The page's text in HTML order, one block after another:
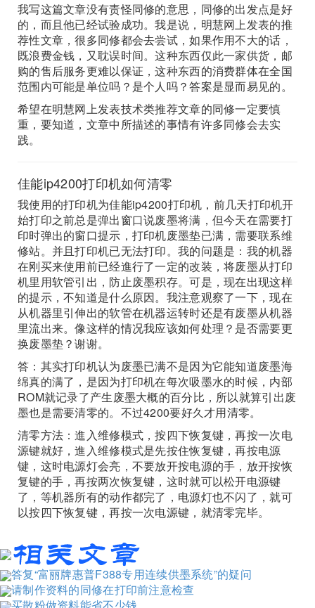
我写这篇文章没有责怪同修的意思，同修的出发点是好
的，而且他已经试验成功。我是说，明慧网上发表的推
荐性文章，很多同修都会去尝试，如果作用不大的话，
既浪费金钱，又耽误时间。这种东西仅此一家供货，邮
购的售后服务更难以保证，这种东西的消费群体在全国
范围内可能是单位吗？是个人吗？答案是显而易见的。
希望在明慧网上发表技术类推荐文章的同修一定要慎
重，要知道，文章中所描述的事情有许多同修会去实
践。
佳能ip4200打印机如何清零
我使用的打印机为佳能ip4200打印机，前几天打印机开
始打印之前总是弹出窗口说废墨将满，但今天在需要打
印时弹出的窗口提示，打印机废墨垫已满，需要联系维
修站。并且打印机已无法打印。我的问题是：我的机器
在刚买来使用前已经進行了一定的改装，将废墨从打印
机里用软管引出，防止废墨积存。可是，现在出现这样
的提示，不知道是什么原因。我注意观察了一下，现在
从机器里引伸出的软管在机器运转时还是有废墨从机器
里流出来。像这样的情况我应该如何处理？是否需要更
换废墨垫？谢谢。
答：其实打印机认为废墨已满不是因为它能知道废墨海
绵真的满了，是因为打印机在每次吸墨水的时候，内部
ROM就记录了产生废墨大概的百分比，所以就算引出废
墨也是需要清零的。不过4200要好久才用清零。
清零方法：進入维修模式，按四下恢复键，再按一次电
源键就好，進入维修模式是先按住恢复键，再按电源
键，这时电源灯会亮，不要放开按电源的手，放开按恢
复键的手，再按两次恢复键，这时就可以松开电源键
了，等机器所有的动作都完了，电源灯也不闪了，就可
以按四下恢复键，再按一次电源键，就清零完毕。
答复“富丽牌惠普F388专用连续供墨系统”的疑问
请制作资料的同修在打印前注意检查